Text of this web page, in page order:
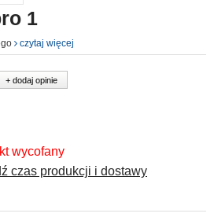
1
czytaj więcej
+ dodaj opinie
wycofany
czas produkcji i dostawy